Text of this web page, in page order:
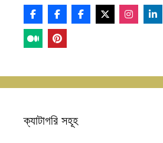
ক্যাটাগরি সহূহ